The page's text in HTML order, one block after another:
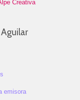
Creativa
emisora